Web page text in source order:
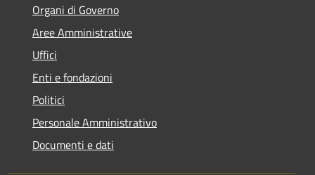
Organi di Governo
Aree Amministrative
Uffici
Enti e fondazioni
Politici
Personale Amministrativo
Documenti e dati